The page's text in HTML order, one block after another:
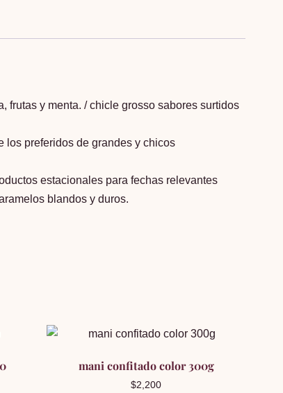
frutas y menta. / chicle grosso sabores surtidos
los preferidos de grandes y chicos
estacionales para fechas relevantes
blandos y duros.
mani confitado color 300g
$2,200